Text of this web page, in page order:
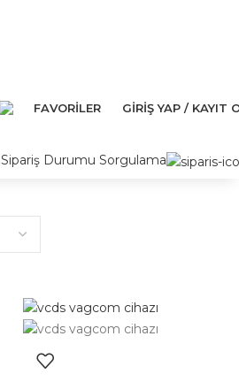
FAVORILER GIRIŞ YAP / KAYIT
Sipariş Durumu Sorgulama